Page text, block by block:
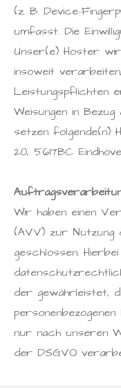
(z. B. Device-
umfasst. Die
Unser(e) Hoster
insoweit
Leistungspflichten
Weisungen in
setzen folgende(n)
20, 5617BC
Wir haben einen
(AVV) zur Nutzung
geschlossen.
der gewährleistet,
nur nach unseren
der DSGVO